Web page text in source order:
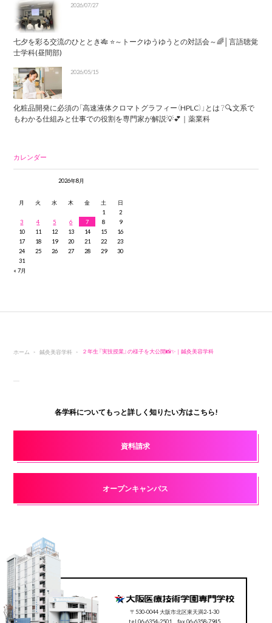
2026/07/27
七夕を彩る交流のひととき🎋 ⭐～トークゆうゆうとの対話会～🌈│言語聴覚
士学科(昼間部)
2026/05/15
化粧品開発に必須の「高速液体クロマトグラフィー（HPLC）」とは？🔍文系で
もわかる仕組みと仕事での役割を専門家が解説💡💕｜薬業科
カレンダー
2026年8月
月 火 水 木 金 土
日
1
2
3
4 5 6 7 8
9
10
11 12 13 14 15
16
17
18 19 20 21 22
23
24
25 26 27 28 29
30
31
« 7月
ホーム 鍼灸美容学科 ２年生『実技授業』の様子を大公開📸✨｜鍼灸美容学科
各学科についてもっと詳しく知りたい方はこちら!
資料請求
オープンキャンパス
〒530-0044 大阪市北区東天満2-1-30
tel.06-6354-2501 fax.06-6358-7945